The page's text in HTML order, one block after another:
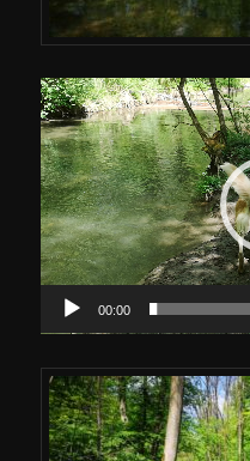
Video-
Player
00:00